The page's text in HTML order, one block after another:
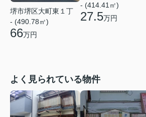
堺市堺区大町東１丁
- (490.78㎡)
66万円
- (414.41㎡)
27.5万円
よく見られている物件